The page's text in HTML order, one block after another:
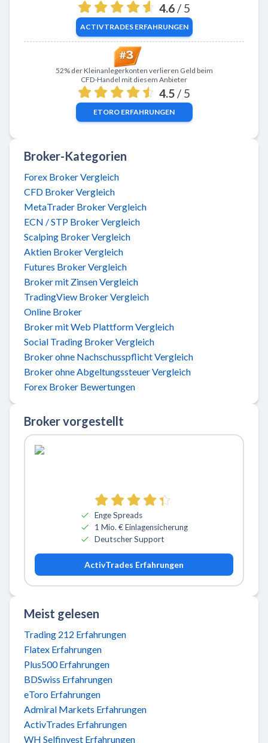
4.6 / 5
ACTIVTRADESERFAHRUNGEN
Zu eToro
52% der Kleinanlegerkonten verlieren Geld beim
CFD-Handel mit diesem Anbieter
4.5 / 5
ETORO ERFAHRUNGEN
Broker-Kategorien
Forex Broker Vergleich
CFD Broker Vergleich
MetaTrader Broker Vergleich
ECN / STP Broker Vergleich
Scalping Broker Vergleich
Aktien Broker Vergleich
Futures Broker Vergleich
Broker mit Zinsen Vergleich
TradingView Broker Vergleich
Online Broker
Broker mit Web Plattform Vergleich
Social Trading Broker Vergleich
Broker ohne Nachschusspflicht Vergleich
Broker ohne Abgeltungssteuer Vergleich
Forex Broker Bewertungen
Broker vorgestellt
Enge Spreads
1 Mio. € Einlagensicherung
Deutscher Support
ActivTrades Erfahrungen
Meist gelesen
Trading 212 Erfahrungen
Flatex Erfahrungen
Plus500 Erfahrungen
BDSwiss Erfahrungen
eToro Erfahrungen
Admiral Markets Erfahrungen
ActivTrades Erfahrungen
WH Selfinvest Erfahrungen